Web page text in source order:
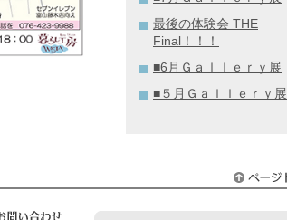
最後の体験会 THE
Final！！！
■6月Ｇａｌｌｅｒｙ展
■５月Ｇａｌｌｅｒｙ展